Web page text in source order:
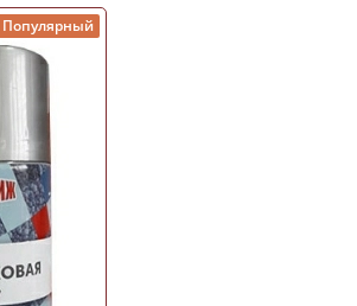
Популярный